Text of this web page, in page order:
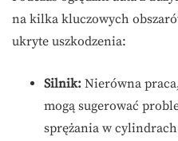
na kilka kluczowych
ukryte uszkodzenia:
Silnik: Nierówna
mogą sugerować
sprężania w